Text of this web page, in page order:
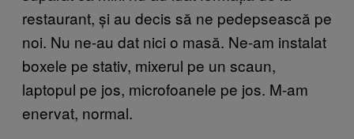
restaurant, și au decis să ne pedepsească pe
noi. Nu ne-au dat nici o masă. Ne-am instalat
boxele pe stativ, mixerul pe un scaun,
laptopul pe jos, microfoanele pe jos. M-am
enervat, normal.